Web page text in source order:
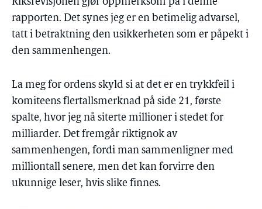
rapporten. Det synes jeg er en betimelig advarsel,
tatt i betraktning den usikkerheten som er påpekt i
den sammenhengen.
La meg for ordens skyld si at det er en trykkfeil i
komiteens flertallsmerknad på side 21, første
spalte, hvor jeg nå siterte millioner i stedet for
milliarder. Det fremgår riktignok av
sammenhengen, fordi man sammenligner med
milliontall senere, men det kan forvirre den
ukunnige leser, hvis slike finnes.